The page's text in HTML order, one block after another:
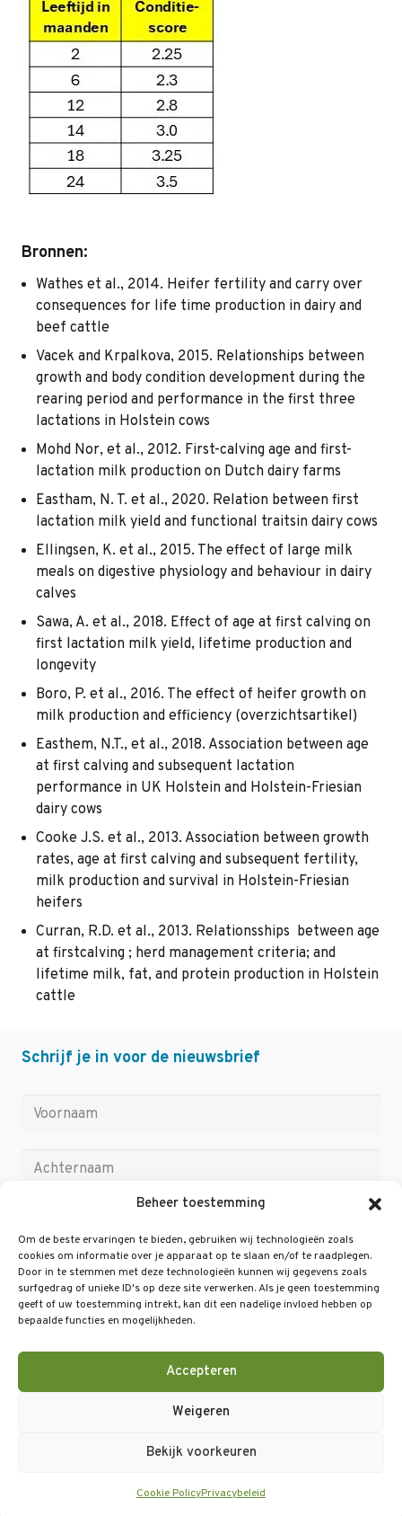
Beheer toestemming
Om de beste ervaringen te bieden, gebruiken wij technologieën zoals
cookies om informatie over je apparaat op te slaan en/of te raadplegen.
Door in te stemmen met deze technologieën kunnen wij gegevens zoals
surfgedrag of unieke ID's op deze site verwerken. Als je geen toestemming
geeft of uw toestemming intrekt, kan dit een nadelige invloed hebben op
bepaalde functies en mogelijkheden.
Accepteren
Weigeren
Bekijk voorkeuren
Cookie PolicyPrivacybeleid
Bronnen:
Wathes et al., 2014. Heifer fertility and carry over
consequences for life time production in dairy and
beef cattle
Vacek and Krpalkova, 2015. Relationships between
growth and body condition development during the
rearing period and performance in the first three
lactations in Holstein cows
Mohd Nor, et al., 2012. First-calving age and first-
lactation milk production on Dutch dairy farms
Eastham, N. T. et al., 2020. Relation between first
lactation milk yield and functional traitsin dairy cows
Ellingsen, K. et al., 2015. The effect of large milk
meals on digestive physiology and behaviour in dairy
calves
Sawa, A. et al., 2018. Effect of age at first calving on
first lactation milk yield, lifetime production and
longevity
Boro, P. et al., 2016. The effect of heifer growth on
milk production and efficiency (overzichtsartikel)
Easthem, N.T., et al., 2018. Association between age
at first calving and subsequent lactation
performance in UK Holstein and Holstein-Friesian
dairy cows
Cooke J.S. et al., 2013. Association between growth
rates, age at first calving and subsequent fertility,
milk production and survival in Holstein-Friesian
heifers
Curran, R.D. et al., 2013. Relationsships between age
at firstcalving ; herd management criteria; and
lifetime milk, fat, and protein production in Holstein
cattle
Schrijf je in voor de nieuwsbrief
Help
2026 Valacon B.V. Alle rechten voorbehouden